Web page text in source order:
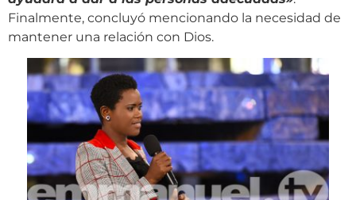
Finalmente, concluyó mencionando la necesidad de
mantener una relación con Dios.